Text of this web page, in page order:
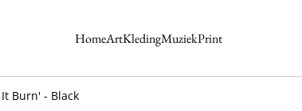
HomeArtKledingMuziekPrint
Burn' - Black